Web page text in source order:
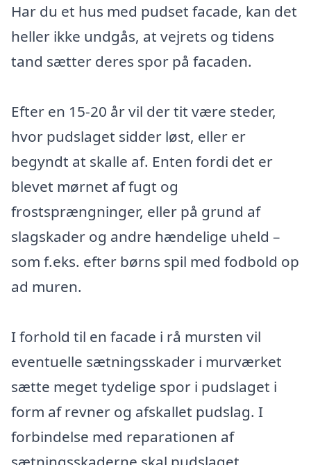
Har du et hus med pudset facade, kan det
heller ikke undgås, at vejrets og tidens
tand sætter deres spor på facaden.
Efter en 15-20 år vil der tit være steder,
hvor pudslaget sidder løst, eller er
begyndt at skalle af. Enten fordi det er
blevet mørnet af fugt og
frostsprængninger, eller på grund af
slagskader og andre hændelige uheld –
som f.eks. efter børns spil med fodbold op
ad muren.
I forhold til en facade i rå mursten vil
eventuelle sætningsskader i murværket
sætte meget tydelige spor i pudslaget i
form af revner og afskallet pudslag. I
forbindelse med reparationen af